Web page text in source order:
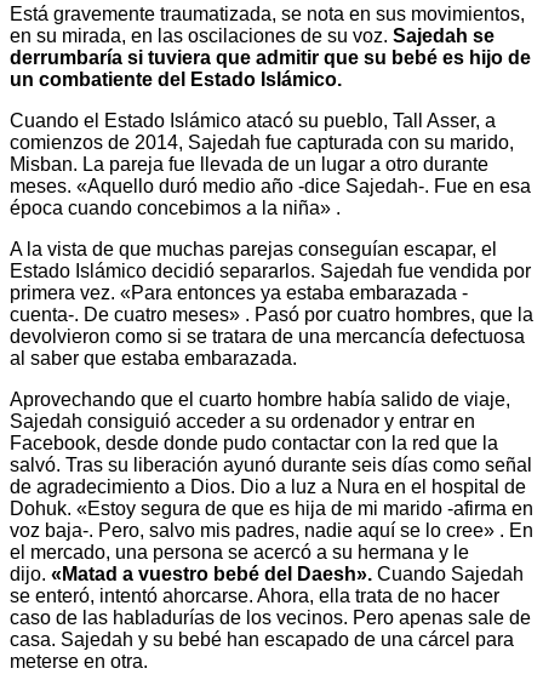
Está gravemente traumatizada, se nota en sus movimientos,
en su mirada, en las oscilaciones de su voz. Sajedah se
derrumbaría si tuviera que admitir que su bebé es hijo de
un combatiente del Estado Islámico.
Cuando el Estado Islámico atacó su pueblo, Tall Asser, a
comienzos de 2014, Sajedah fue capturada con su marido,
Misban. La pareja fue llevada de un lugar a otro durante
meses. «Aquello duró medio año -dice Sajedah-. Fue en esa
época cuando concebimos a la niña» .
A la vista de que muchas parejas conseguían escapar, el
Estado Islámico decidió separarlos. Sajedah fue vendida por
primera vez. «Para entonces ya estaba embarazada -
cuenta-. De cuatro meses» . Pasó por cuatro hombres, que la
devolvieron como si se tratara de una mercancía defectuosa
al saber que estaba embarazada.
Aprovechando que el cuarto hombre había salido de viaje,
Sajedah consiguió acceder a su ordenador y entrar en
Facebook, desde donde pudo contactar con la red que la
salvó. Tras su liberación ayunó durante seis días como señal
de agradecimiento a Dios. Dio a luz a Nura en el hospital de
Dohuk. «Estoy segura de que es hija de mi marido -afirma en
voz baja-. Pero, salvo mis padres, nadie aquí se lo cree» . En
el mercado, una persona se acercó a su hermana y le
dijo. «Matad a vuestro bebé del Daesh». Cuando Sajedah
se enteró, intentó ahorcarse. Ahora, ella trata de no hacer
caso de las habladurías de los vecinos. Pero apenas sale de
casa. Sajedah y su bebé han escapado de una cárcel para
meterse en otra.